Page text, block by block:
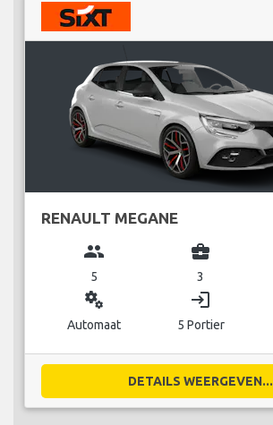
RENAULT MEGANE
group
5
business_center
3
miscellaneous_services
Automaat
login
5 Portier
DETAILS WEERGEVEN...